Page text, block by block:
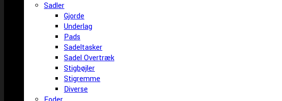
Sadler
Gjorde
Underlag
Pads
Sadeltasker
Sadel Overtræk
Stigbøjler
Stigremme
Diverse